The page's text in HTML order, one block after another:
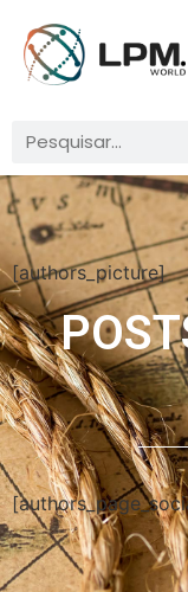
[authors_picture]